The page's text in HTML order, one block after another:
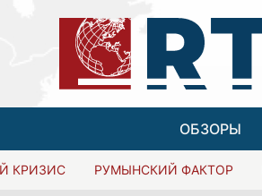
ОБЗОРЫ
КРИЗИС РУМЫНСКИЙ ФАКТОР